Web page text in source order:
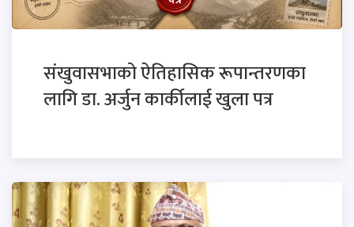
संखुवासभाको ऐतिहासिक रूपान्तरणका
लागि डा. अर्जुन कार्कीलाई खुला पत्र